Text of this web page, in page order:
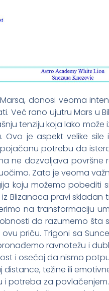
donosi veoma
Već rano ujutru Mars u
tenziju koja lako može
je aspekt velike
potrebu da
ne dozvoljava
Zato je veoma
koju možemo pobediti
iz Blizanaca pravi
na transformaciju
da razumemo šta
priču. Trigoni sa
ravnotežu i
i osećaj da nismo
težine ili
i potreba za